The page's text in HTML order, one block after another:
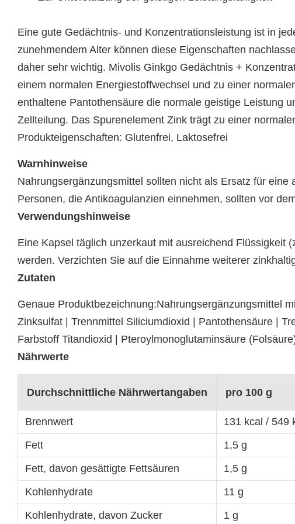
Eine gute Gedächtnis- und Konzentrationsleistung ist in
zunehmendem Alter können diese Eigenschaften
daher sehr wichtig. Mivolis Ginkgo Gedächtnis +
einem normalen Energiestoffwechsel und zu einer
enthaltene Pantothensäure die normale geistige Leistung
Zellteilung. Das Spurenelement Zink trägt zu einer
Produkteigenschaften: Glutenfrei, Laktosefrei
Warnhinweise
Nahrungsergänzungsmittel sollten nicht als Ersatz für
Personen, die Antikoagulanzien einnehmen, sollten vor
Verwendungshinweise
Eine Kapsel täglich unzerkaut mit ausreichend Flüssigkeit
werden. Verzichten Sie auf die Einnahme weiterer
Zutaten
Genaue Produktbezeichnung:Nahrungsergänzungsmittel
Zinksulfat | Trennmittel Siliciumdioxid | Pantothensäure |
Farbstoff Titandioxid | Pteroylmonoglutaminsäure
Nährwerte
Durchschnittliche Nährwertangaben pro 100 g
Brennwert
131 kcal / 549
Fett
1,5 g
Fett, davon gesättigte Fettsäuren
1,5 g
Kohlenhydrate
11 g
Kohlenhydrate, davon Zucker
1 g